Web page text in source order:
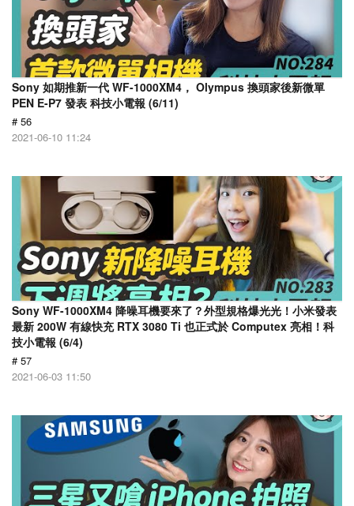
Sony 如期推新一代 WF-1000XM4， Olympus 換頭家後新微單
PEN E-P7 發表 科技小電報 (6/11)
# 56
2021-06-10 11:24
Sony WF-1000XM4 降噪耳機要來了？外型規格爆光光！小米發表
最新 200W 有線快充 RTX 3080 Ti 也正式於 Computex 亮相！科
技小電報 (6/4)
# 57
2021-06-03 11:50